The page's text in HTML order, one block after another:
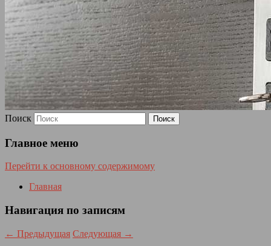
Поиск
Главное меню
Перейти к основному содержимому
Главная
Навигация по записям
← Предыдущая Следующая →